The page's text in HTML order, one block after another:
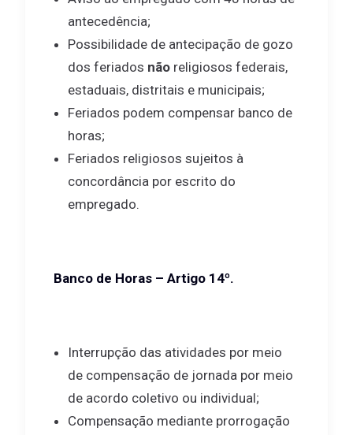
antecedência;
Possibilidade de antecipação de gozo
dos feriados não religiosos federais,
estaduais, distritais e municipais;
Feriados podem compensar banco de
horas;
Feriados religiosos sujeitos à
concordância por escrito do
empregado.
Banco de Horas – Artigo 14º.
Interrupção das atividades por meio
de compensação de jornada por meio
de acordo coletivo ou individual;
Compensação mediante prorrogação